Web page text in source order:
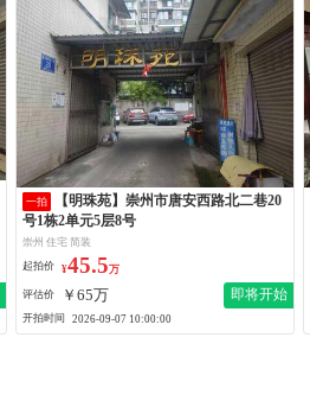
一拍
号1栋2单元5层8号
崇州 住宅 简装
起拍价 ¥45.5万
评估价 ￥65万 即将开始
开拍时间 2026-09-07 10:00:00